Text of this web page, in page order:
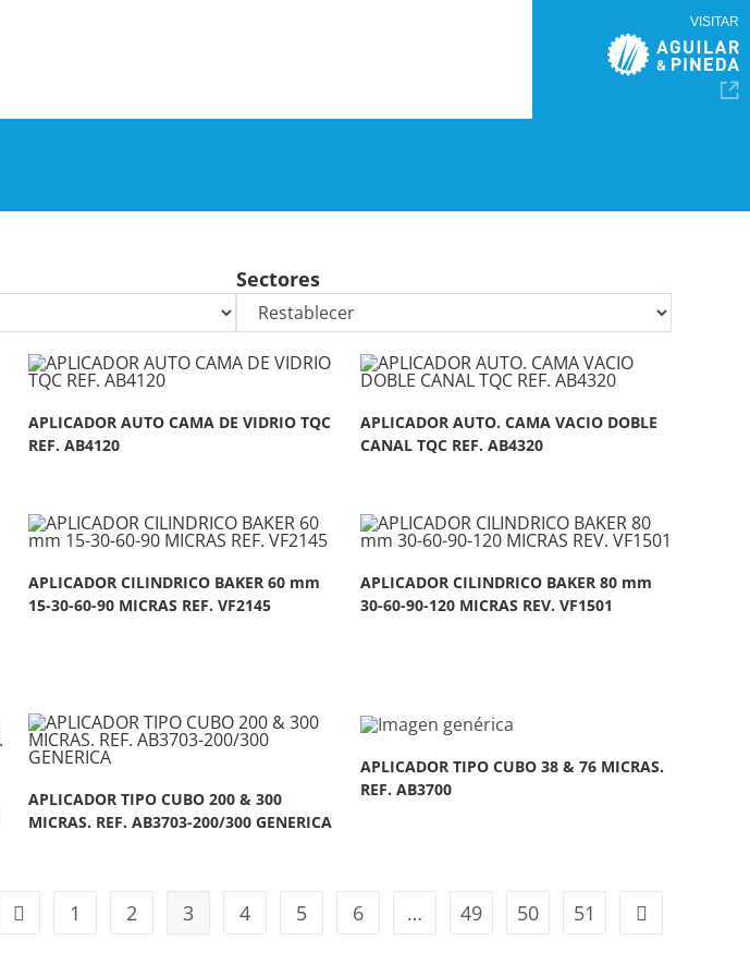
VISITAR
Sectores
APLICADOR AUTO CAMA DE VIDRIO TQC
REF. AB4120
APLICADOR AUTO. CAMA VACIO DOBLE
CANAL TQC REF. AB4320
APLICADOR CILINDRICO BAKER 60 mm
15-30-60-90 MICRAS REF. VF2145
APLICADOR CILINDRICO BAKER 80 mm
30-60-90-120 MICRAS REV. VF1501
APLICADOR TIPO CUBO 200 & 300
MICRAS. REF. AB3703-200/300 GENERICA
APLICADOR TIPO CUBO 38 & 76 MICRAS.
REF. AB3700
1 2 3 4 5 6 … 49 50 51